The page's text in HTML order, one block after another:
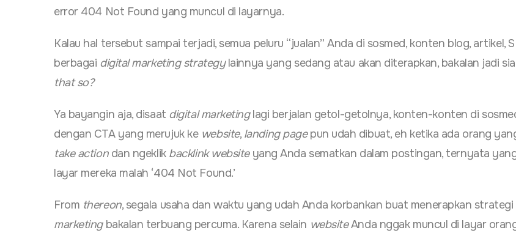
error 404 Not Found yang muncul di layarnya.
Kalau hal tersebut sampai terjadi, semua peluru “jualan” Anda di sosmed, konten blog, artikel,
berbagai digital marketing strategylainnya yang sedang atau akan diterapkan, bakalan jadi
that so?
Ya bayangin aja, disaat digital marketinglagi berjalan getol-getolnya, konten-konten di
dengan CTA yang merujuk ke website, landing pagepun udah dibuat, eh ketika ada orang
take actiondan ngeklik backlink websiteyang Anda sematkan dalam postingan, ternyata
layar mereka malah ‘404 Not Found.’
From thereon, segala usaha dan waktu yang udah Anda korbankan buat menerapkan strategi
marketingbakalan terbuang percuma. Karena selain websiteAnda nggak muncul di layar